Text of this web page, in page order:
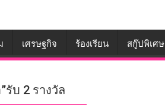
เศรษฐกิจ ร้องเรียน สกู๊ปพิเศษ
บ 2 รางวัล